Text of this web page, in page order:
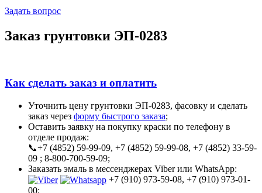
Задать вопрос
Заказ грунтовки ЭП-0283
Как сделать заказ и оплатить
Уточнить цену грунтовки ЭП-0283, фасовку и сделать
заказ через форму быстрого заказа;
Оставить заявку на покупку краски по телефону в
отделе продаж:
📞+7 (4852) 59-99-09, +7 (4852) 59-99-08, +7 (4852) 33-59-
09 ; 8-800-700-59-09;
Заказать эмаль в мессенджерах Viber или WhatsApp:
+7 (910) 973-59-08, +7 (910) 973-01-
00;